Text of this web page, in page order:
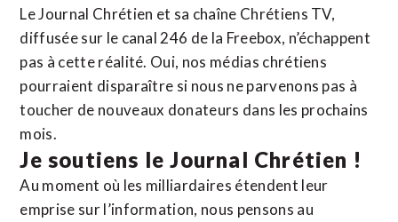
Le Journal Chrétien et sa chaîne Chrétiens TV,
diffusée sur le canal 246 de la Freebox, n’échappent
pas à cette réalité. Oui, nos médias chrétiens
pourraient disparaître si nous ne parvenons pas à
toucher de nouveaux donateurs dans les prochains
mois.
Je soutiens le Journal Chrétien !
Au moment où les milliardaires étendent leur
emprise sur l’information, nous pensons au